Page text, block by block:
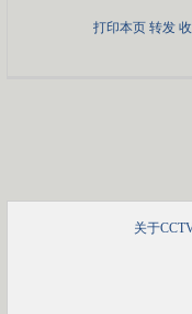
打印本页 转发
关于